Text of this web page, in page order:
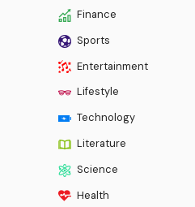
Finance
Sports
Entertainment
Lifestyle
Technology
Literature
Science
Health